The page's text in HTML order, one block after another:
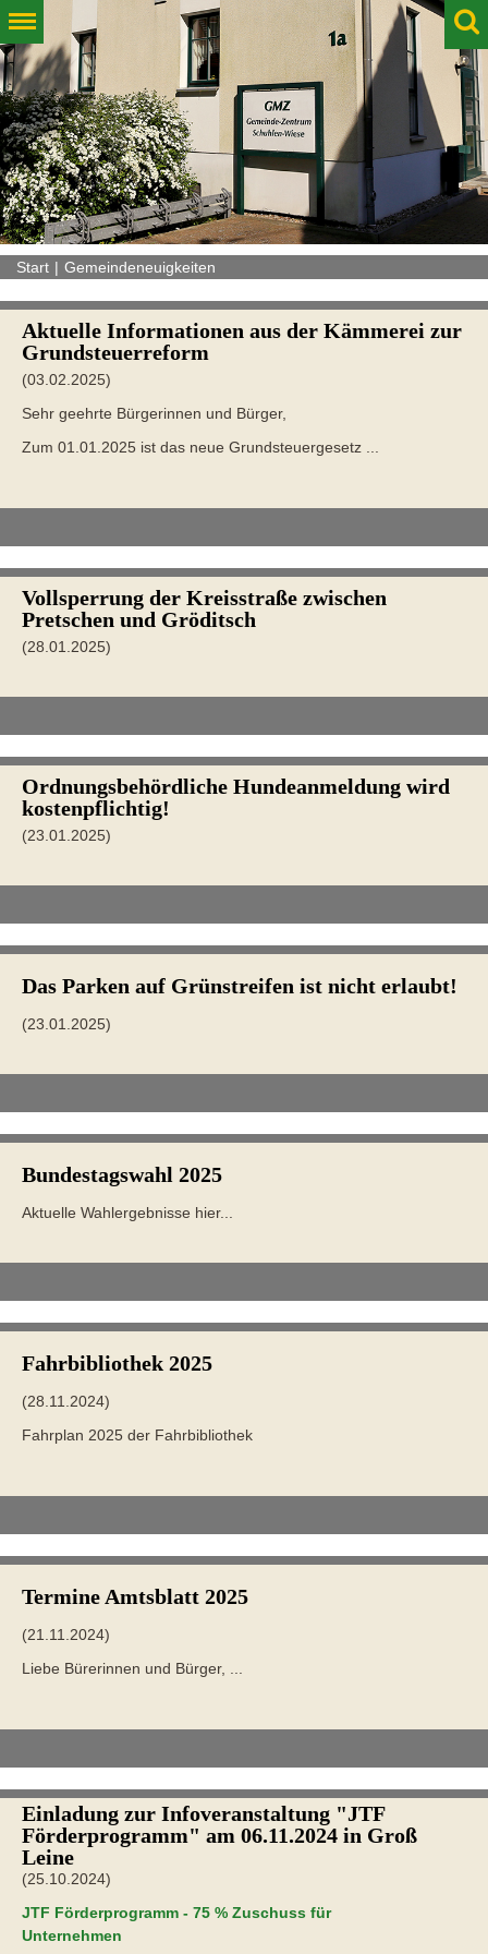
Start Gemeindeneuigkeiten
Aktuelle Informationen aus der Kämmerei zur
Grundsteuerreform
(03.02.2025)
Sehr geehrte Bürgerinnen und Bürger,
Zum 01.01.2025 ist das neue Grundsteuergesetz ...
Vollsperrung der Kreisstraße zwischen
Pretschen und Gröditsch
(28.01.2025)
Ordnungsbehördliche Hundeanmeldung wird
kostenpflichtig!
(23.01.2025)
Das Parken auf Grünstreifen ist nicht erlaubt!
(23.01.2025)
Bundestagswahl 2025
Aktuelle Wahlergebnisse hier...
Fahrbibliothek 2025
(28.11.2024)
Fahrplan 2025 der Fahrbibliothek
Termine Amtsblatt 2025
(21.11.2024)
Liebe Bürerinnen und Bürger, ...
Einladung zur Infoveranstaltung "JTF
Förderprogramm" am 06.11.2024 in Groß
Leine
(25.10.2024)
JTF Förderprogramm - 75 % Zuschuss für
Unternehmen